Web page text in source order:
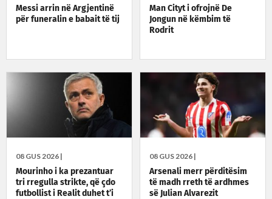
Messi arrin në Argjentinë
për funeralin e babait të tij
Man Cityt i ofrojnë De
Jongun në këmbim të
Rodrit
08 GUS 2026 |
Mourinho i ka prezantuar
tri rregulla strikte, që çdo
futbollist i Realit duhet t’i
08 GUS 2026 |
Arsenali merr përditësim
të madh rreth të ardhmes
së Julian Alvarezit